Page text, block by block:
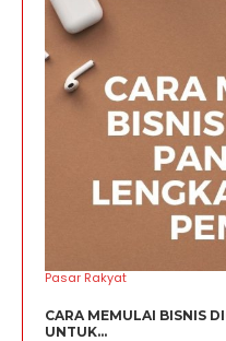
Pasar Rakyat
CARA MEMULAI BISNIS
UNTUK...